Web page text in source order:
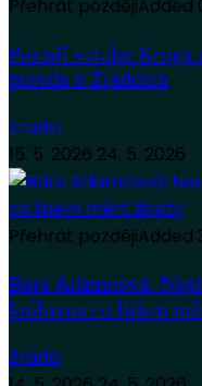
Přehrát pozdějiAdded
Pozadí vztahu Kruga
pravda o Zrádcích
Zradci
15. 5. 2026 24. 5. 2026
Přehrát pozdějiAdded
Bára Adamcová:
královna co lidem
Zradci